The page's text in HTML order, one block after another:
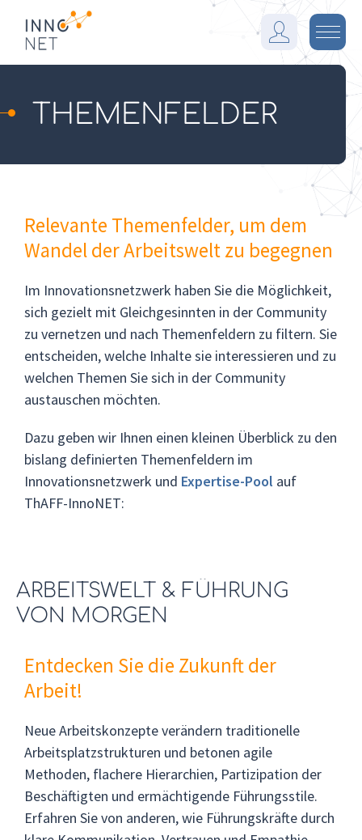
n
F
a
M
e
THEMENFELDER
Relevante Themenfelder, um dem
Wandel der Arbeitswelt zu begegnen
Im Innovationsnetzwerk haben Sie die Möglichkeit,
sich gezielt mit Gleichgesinnten in der Community
zu vernetzen und nach Themenfeldern zu filtern. Sie
entscheiden, welche Inhalte sie interessieren und zu
welchen Themen Sie sich in der Community
austauschen möchten.
Dazu geben wir Ihnen einen kleinen Überblick zu den
bislang definierten Themenfeldern im
Innovationsnetzwerk und Expertise-Pool auf
ThAFF-InnoNET:
ARBEITSWELT & FÜHRUNG
VON MORGEN
Entdecken Sie die Zukunft der
Arbeit!
Neue Arbeitskonzepte verändern traditionelle
Arbeitsplatzstrukturen und betonen agile
Methoden, flachere Hierarchien, Partizipation der
Beschäftigten und ermächtigende Führungsstile.
Erfahren Sie von anderen, wie Führungskräfte durch